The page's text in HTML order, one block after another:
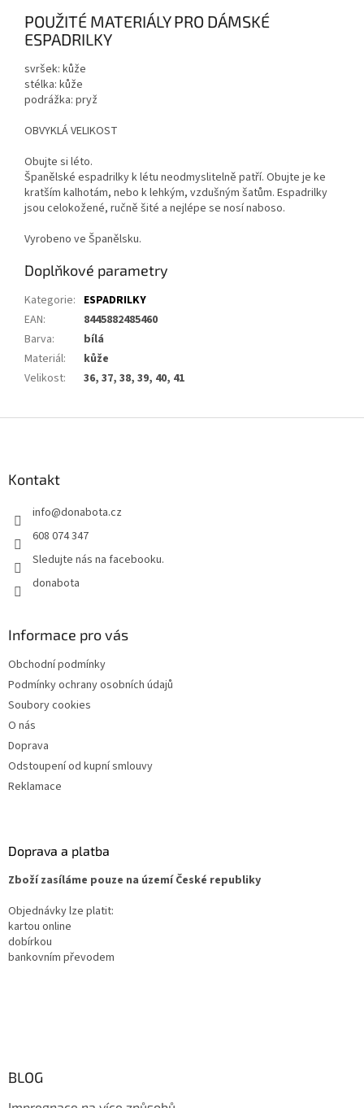
POUŽITÉ MATERIÁLY PRO DÁMSKÉ
ESPADRILKY
svršek: kůže
stélka: kůže
podrážka: pryž
OBVYKLÁ VELIKOST
Obujte si léto.
Španělské espadrilky k létu neodmyslitelně patří. Obujte je ke
kratším kalhotám, nebo k lehkým, vzdušným šatům. Espadrilky
jsou celokožené, ručně šité a nejlépe se nosí naboso.
Vyrobeno ve Španělsku.
Doplňkové parametry
Kategorie: ESPADRILKY
EAN:
8445882485460
Barva:
bílá
Materiál:
kůže
Velikost: 36, 37, 38, 39, 40, 41
Kontakt
info@donabota.cz
608 074 347
Sledujte nás na facebooku.
donabota
Informace pro vás
Obchodní podmínky
Podmínky ochrany osobních údajů
Soubory cookies
O nás
Doprava
Odstoupení od kupní smlouvy
Reklamace
Doprava a platba
Zboží zasíláme pouze na území České republiky
Objednávky lze platit:
kartou online
dobírkou
bankovním převodem
BLOG